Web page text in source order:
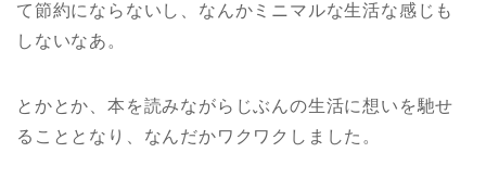
て節約にならないし、なんかミニマルな生活な感じも
しないなあ。
とかとか、本を読みながらじぶんの生活に想いを馳せ
ることとなり、なんだかワクワクしました。